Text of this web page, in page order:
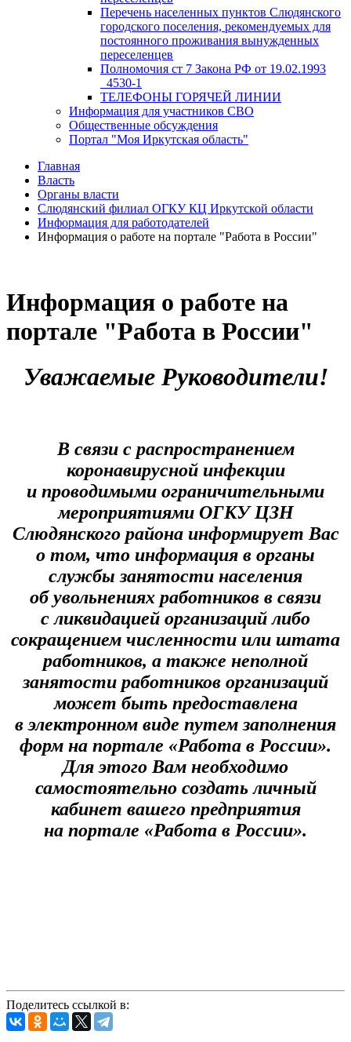
Перечень населенных пунктов Слюдянского
городского поселения, рекомендуемых для
постоянного проживания вынужденных
переселенцев
Полномочия ст 7 Закона РФ от 19.02.1993
_4530-1
ТЕЛЕФОНЫ ГОРЯЧЕЙ ЛИНИИ
Информация для участников СВО
Общественные обсуждения
Портал "Моя Иркутская область"
Главная
Власть
Органы власти
Слюдянский филиал ОГКУ КЦ Иркутской области
Информация для работодателей
Информация о работе на портале "Работа в России"
Информация о работе на
портале "Работа в России"
Уважаемые Руководители!
В связи с распространением
коронавирусной инфекции
и проводимыми ограничительными
мероприятиями ОГКУ ЦЗН
Слюдянского района информирует Вас
о том, что информация в органы
службы занятости населения
об увольнениях работников в связи
с ликвидацией организаций либо
сокращением численности или штата
работников, а также неполной
занятости работников организаций
может быть предоставлена
в электронном виде путем заполнения
форм на портале «Работа в России».
Для этого Вам необходимо
самостоятельно создать личный
кабинет вашего предприятия
на портале «Работа в России».
Поделитесь ссылкой в: